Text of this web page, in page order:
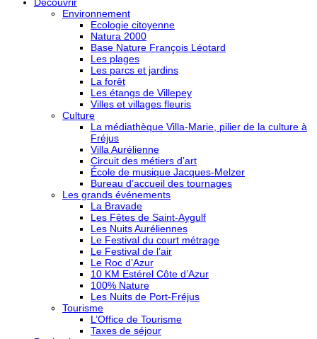
Environnement
Ecologie citoyenne
Natura 2000
Base Nature François Léotard
Les plages
Les parcs et jardins
La forêt
Les étangs de Villepey
Villes et villages fleuris
Culture
La médiathèque Villa-Marie, pilier de la culture à
Fréjus
Villa Aurélienne
Circuit des métiers d’art
École de musique Jacques-Melzer
Bureau d’accueil des tournages
Les grands événements
La Bravade
Les Fêtes de Saint-Aygulf
Les Nuits Auréliennes
Le Festival du court métrage
Le Festival de l’air
Le Roc d’Azur
10 KM Estérel Côte d’Azur
100% Nature
Les Nuits de Port-Fréjus
Tourisme
L’Office de Tourisme
Taxes de séjour